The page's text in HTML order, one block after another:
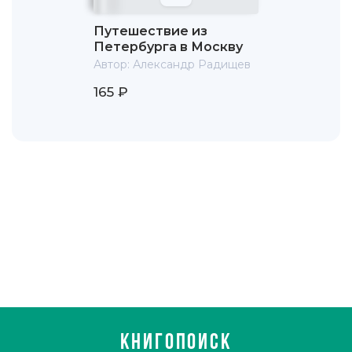
вельможа А. Р. Воронцов сумел вернуть опального
писателя в Петербург и даже привлёк к составлению
нового законодательства.
Однако 24 сентября 1802 г. Радищев покончил с собой
Путешествие из
Петербурга в Москву
Автор: Александр Радищев
165 ₽
КНИГОПОИСК